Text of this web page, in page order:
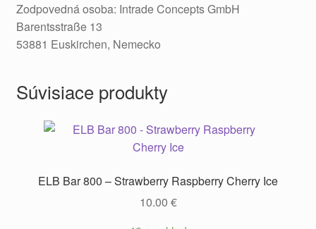
Zodpovedná osoba: Intrade Concepts GmbH
Barentsstraße 13
53881 Euskirchen, Nemecko
Súvisiace produkty
ELB Bar 800 – Strawberry Raspberry Cherry Ice
10.00 €